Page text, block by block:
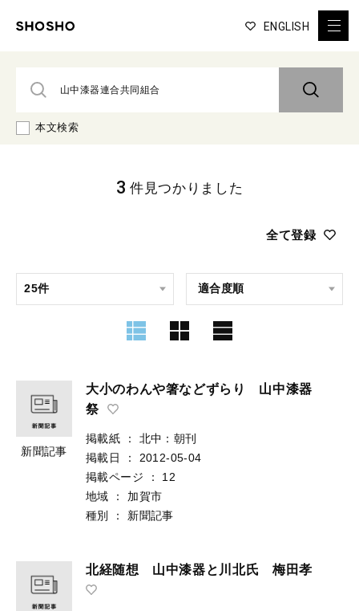
ENGLISH
本文検索
全て登録
3 件見つかりました
新聞記事
大小のわんや箸などずらり 山中漆器
祭
掲載紙 ：
北中：朝刊
掲載日
：
2012-05-04
掲載ページ
：
12
地域
：
加賀市
種別
： 新聞記事
北経随想 山中漆器と川北氏 梅田孝